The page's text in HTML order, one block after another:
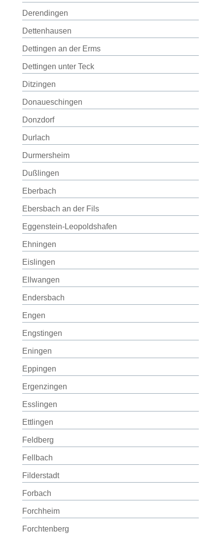
Derendingen
Dettenhausen
Dettingen an der Erms
Dettingen unter Teck
Ditzingen
Donaueschingen
Donzdorf
Durlach
Durmersheim
Dußlingen
Eberbach
Ebersbach an der Fils
Eggenstein-Leopoldshafen
Ehningen
Eislingen
Ellwangen
Endersbach
Engen
Engstingen
Eningen
Eppingen
Ergenzingen
Esslingen
Ettlingen
Feldberg
Fellbach
Filderstadt
Forbach
Forchheim
Forchtenberg